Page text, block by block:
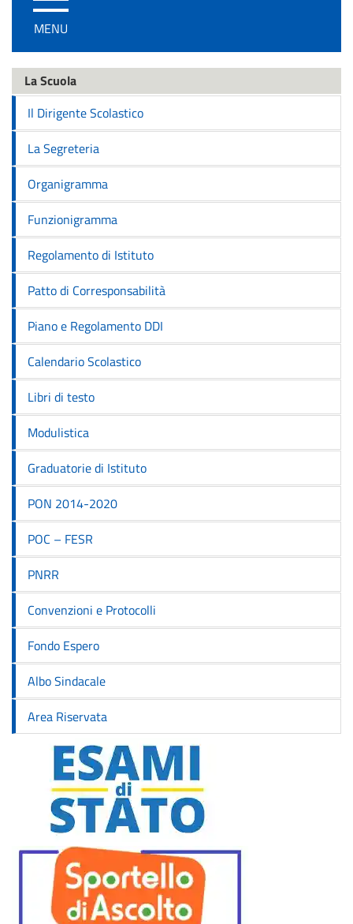
/
disattiva
navigazione
MENU
La Scuola
Il Dirigente Scolastico
La Segreteria
Organigramma
Funzionigramma
Regolamento di Istituto
Patto di Corresponsabilità
Piano e Regolamento DDI
Calendario Scolastico
Libri di testo
Modulistica
Graduatorie di Istituto
PON 2014-2020
POC – FESR
PNRR
Convenzioni e Protocolli
Fondo Espero
Albo Sindacale
Area Riservata